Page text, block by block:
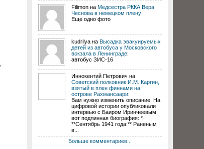
Filimon на Медсестра РККА Вера
Чеснова в немецком плену:
Еще одно фото
kudrilya на Высадка эвакуируемых
детей из автобуса у Московского
вокзала в Ленинграде:
автобус ЗИС-16
Иннокентий Петрович на
Советский полковник И.М. Каргин,
взятый в плен финнами на
острове Рахмансаари:
Вам нужно изменить описание. На
цифровой истории опубликовали
интервью с Баиром Иринчеевым,
вот подлинная биография: *
**Сентябрь 1941 года:** Раненым
в...
Больше комментариев...